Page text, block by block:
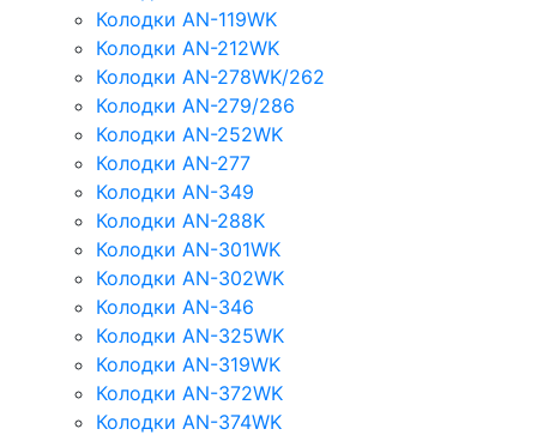
Колодки AN-119WK
Колодки AN-212WK
Колодки AN-278WK/262
Колодки AN-279/286
Колодки AN-252WK
Колодки AN-277
Колодки AN-349
Колодки AN-288K
Колодки AN-301WK
Колодки AN-302WK
Колодки AN-346
Колодки AN-325WK
Колодки AN-319WK
Колодки AN-372WK
Колодки AN-374WK